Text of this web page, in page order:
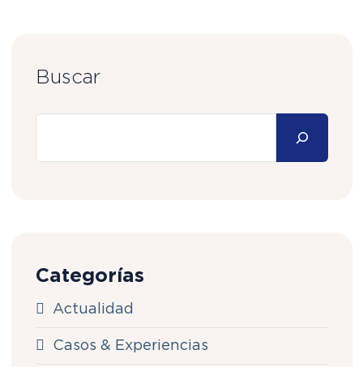
Buscar
Categorías
Actualidad
Casos & Experiencias